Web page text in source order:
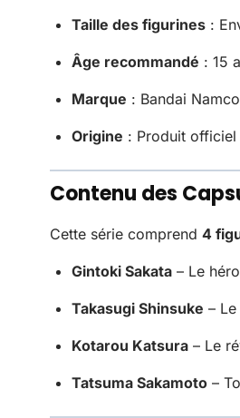
Taille des figurines :
Âge recommandé : 15
Marque : Bandai Namco
Origine : Produit
Contenu des
Cette série comprend 4
Gintoki Sakata – Le
Takasugi Shinsuke –
Kotarou Katsura – Le
Tatsuma Sakamoto –